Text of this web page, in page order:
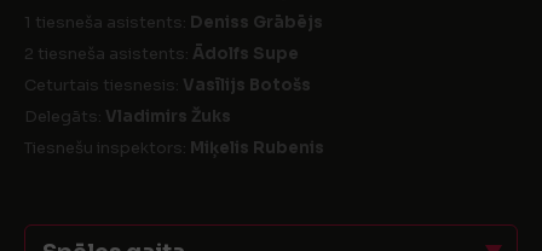
1 tiesneša asistents: Deniss Grābējs
2 tiesneša asistents: Ādolfs Supe
Ceturtais tiesnesis: Vasīlijs Botošs
Delegāts: Vladimirs Žuks
Tiesnešu inspektors: Miķelis Rubenis